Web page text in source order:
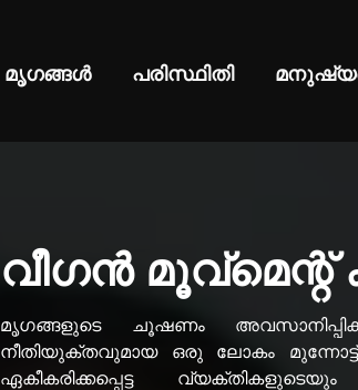
മൃഗങ്ങൾ പരിസ്ഥിതി
വീഗൻ മൂവ്മെന്റ്
മൃഗങ്ങളുടെ ചൂഷണം
നീതിയുക്തവുമായ ഒരു ലോകം
ഏകീകരിക്കപ്പെട്ട